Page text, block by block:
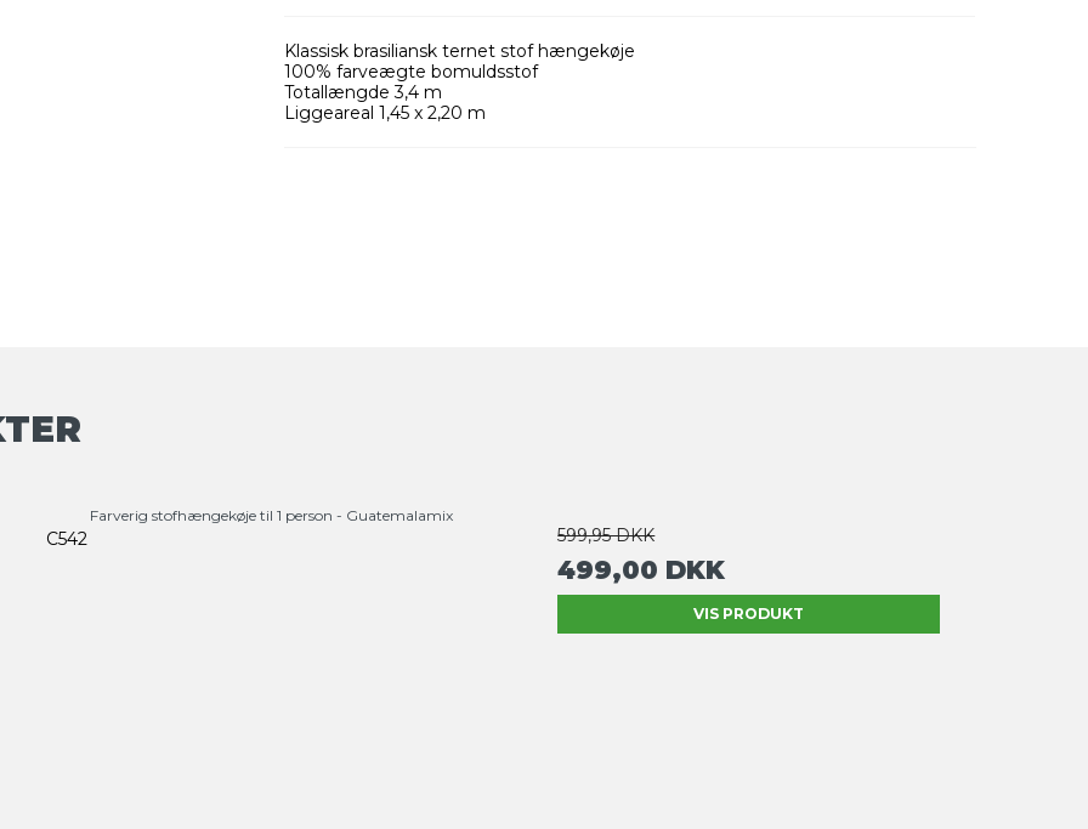
Klassisk brasiliansk ternet stof hængekøje
100% farveægte bomuldsstof
Totallængde 3,4 m
Liggeareal 1,45 x 2,20 m
Farverig stofhængekøje til 1 person - Guatemalamix
C542 599,95 DKK
499,00 DKK
VIS PRODUKT